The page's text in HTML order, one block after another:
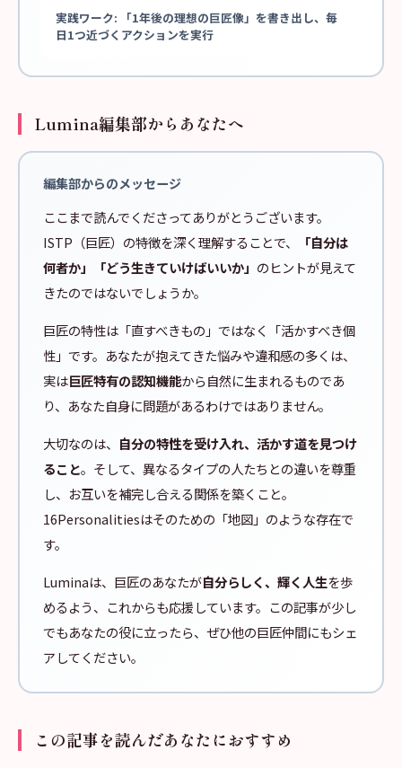
実践ワーク: 「1年後の理想の巨匠像」を書き出し、毎
日1つ近づくアクションを実行
Lumina編集部からあなたへ
編集部からのメッセージ
ここまで読んでくださってありがとうございます。
ISTP（巨匠）の特徴を深く理解することで、
「自分は
何者か」「どう生きていけばいいか」 のヒントが見えて
きたのではないでしょうか。
巨匠の特性は「直すべきもの」ではなく「活かすべき個
性」です。あなたが抱えてきた悩みや違和感の多くは、
実は巨匠特有の認知機能から自然に生まれるものであ
り、あなた自身に問題があるわけではありません。
大切なのは、 自分の特性を受け入れ、活かす道を見つけ
ること。そして、異なるタイプの人たちとの違いを尊重
し、お互いを補完し合える関係を築くこと。
16Personalitiesはそのための「地図」のような存在で
す。
Luminaは、巨匠のあなたが自分らしく、輝く人生を歩
めるよう、これからも応援しています。この記事が少し
でもあなたの役に立ったら、ぜひ他の巨匠仲間にもシェ
アしてください。
この記事を読んだあなたにおすすめ